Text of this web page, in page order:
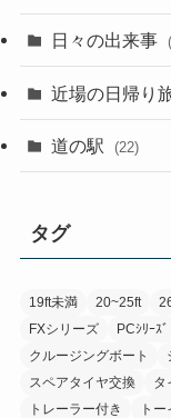
日々の出来事
近場の日帰り
道の駅 (22)
タグ
19ft未満 20~25ft
FXシリーズ
PCｼﾘｰｽﾞ
クルージングボート
スペアタイヤ交換
タ
トレーラー付き
ト